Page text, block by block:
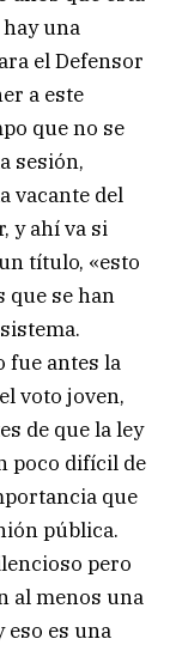
una
el Defensor
a este
que no se
sesión,
vacante del
y ahí va si
título, «esto
que se han
fue antes la
voto joven,
de que la ley
poco difícil de
que
pública.
pero
al menos una
eso es una